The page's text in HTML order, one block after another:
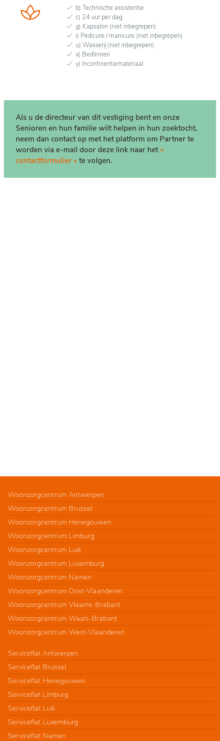
b) Technische assistentie
c) 24 uur per dag
g) Kapsalon (niet inbegrepen)
i) Pedicure / manicure (niet inbegrepen)
u) Wasserij (niet inbegrepen)
x) Bedlinnen
y) Incontinentiemateriaal
Als u de directeur van dit vestiging bent en onze
Senioren en hun familie wilt helpen in hun zoektocht,
neem dan contact op met het platform om Partner te
worden via e-mail door deze link naar het «
contactformulier » te volgen.
Woonzorgcentrum Antwerpen
Woonzorgcentrum Brussel
Woonzorgcentrum Henegouwen
Woonzorgcentrum Limburg
Woonzorgcentrum Luik
Woonzorgcentrum Luxemburg
Woonzorgcentrum Namen
Woonzorgcentrum Oost-Vlaanderen
Woonzorgcentrum Vlaams-Brabant
Woonzorgcentrum Waals-Brabant
Woonzorgcentrum West-Vlaanderen
Serviceflat Antwerpen
Serviceflat Brussel
Serviceflat Henegouwen
Serviceflat Limburg
Serviceflat Luik
Serviceflat Luxemburg
Serviceflat Namen